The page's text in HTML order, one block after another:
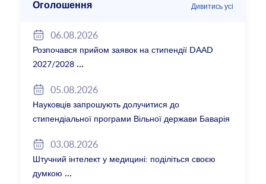
Оголошення Дивитись усі
06.08.2026
Розпочався прийом заявок на стипендії DAAD
2027/2028
05.08.2026
Науковців запрошують долучитися до
стипендіальної програми Вільної держави Баварія
03.08.2026
Штучний інтелект у медицині: поділіться своєю
думкою